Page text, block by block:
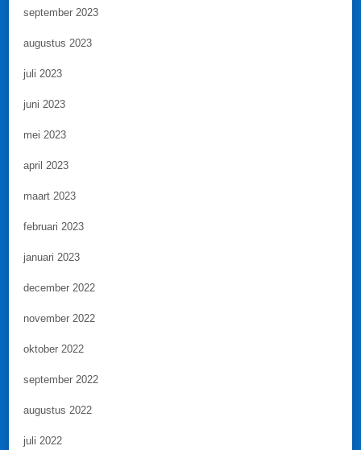
september 2023
augustus 2023
juli 2023
juni 2023
mei 2023
april 2023
maart 2023
februari 2023
januari 2023
december 2022
november 2022
oktober 2022
september 2022
augustus 2022
juli 2022